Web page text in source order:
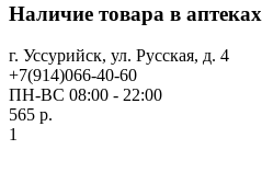
Наличие товара в аптеках
г. Уссурийск, ул. Русская, д. 4
+7(914)066-40-60
ПН-ВС 08:00 - 22:00
565 р.
1